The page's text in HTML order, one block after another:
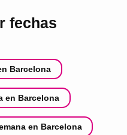
fechas
Barcelona
en Barcelona
en Barcelona